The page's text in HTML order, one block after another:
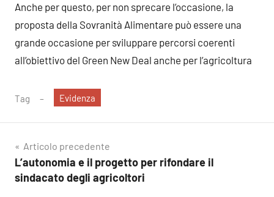
Anche per questo, per non sprecare l’occasione, la
proposta della Sovranità Alimentare può essere una
grande occasione per sviluppare percorsi coerenti
all’obiettivo del Green New Deal anche per l’agricoltura
Tag Evidenza
Navigazione
articoli
Articolo precedente
L’autonomia e il progetto per rifondare il
sindacato degli agricoltori